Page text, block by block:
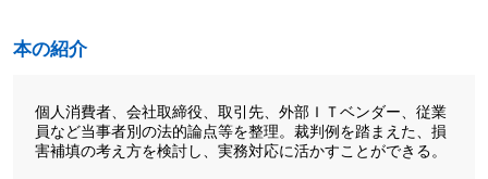
本の紹介
個人消費者、会社取締役、取引先、外部ＩＴベンダー、従業
員など当事者別の法的論点等を整理。裁判例を踏まえた、損
害補填の考え方を検討し、実務対応に活かすことができる。